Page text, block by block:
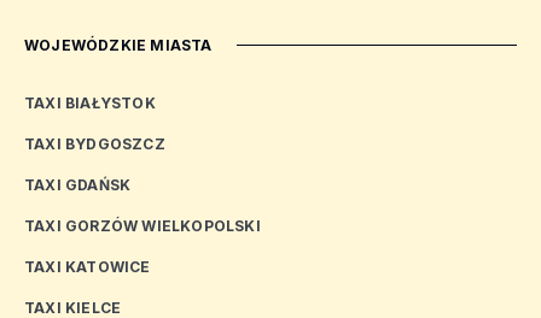
WOJEWÓDZKIE MIASTA
TAXI BIAŁYSTOK
TAXI BYDGOSZCZ
TAXI GDAŃSK
TAXI GORZÓW WIELKOPOLSKI
TAXI KATOWICE
TAXI KIELCE